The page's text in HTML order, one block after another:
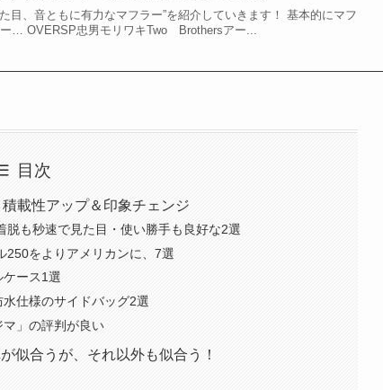
目、音ともに有力なマフラー”を紹介していきます！ 基本的にマフ
… OVERSP忠男モリワキTwo Brothersアー...
目次
載性アップ＆印象チェンジ
も秒速で見た目・使い勝手も良好な2選
250をよりアメリカンに、7選
ース1選
仕様のサイドバッグ2選
」の評判が良い
似合うが、それ以外も似合う！